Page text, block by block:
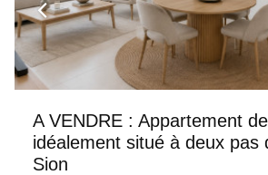
A VENDRE : Appartement
idéalement situé à deux pas
Sion